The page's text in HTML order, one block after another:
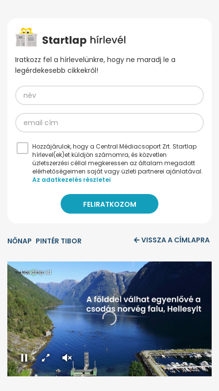
Iratkozz fel a hírlevelünkre, hogy ne maradj le a
legérdekesebb cikkekről!
Hozzájárulok, hogy a Central Médiacsoport Zrt. Startlap
hírlevel(ek)et küldjön számomra, és közvetlen
üzletszerzési céllal megkeressen az általam megadott
elérhetőségeimen saját vagy üzleti partnerei ajánlatával.
Az adatkezelés részletei
NŐNAP PINTÉR TIBOR VISSZA A CÍMLAPRA
Loading ad